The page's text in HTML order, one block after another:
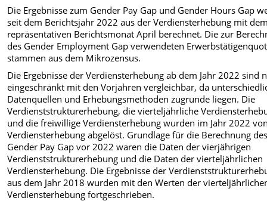
Die Ergebnisse zum Gender Pay Gap und Gender Hours Gap
seit dem Berichtsjahr 2022 aus der Verdiensterhebung mit
repräsentativen Berichtsmonat April berechnet. Die zur
des Gender Employment Gap verwendeten
stammen aus dem Mikrozensus.
Die Ergebnisse der Verdiensterhebung ab dem Jahr 2022 sind
eingeschränkt mit den Vorjahren vergleichbar, da
Datenquellen und Erhebungsmethoden zugrunde liegen. Die
Verdienststrukturerhebung, die vierteljährliche
und die freiwillige Verdiensterhebung wurden im Jahr 2022
Verdiensterhebung abgelöst. Grundlage für die Berechnung
Gender Pay Gap vor 2022 waren die Daten der vierjährigen
Verdienststrukturerhebung und die Daten der vierteljährlichen
Verdiensterhebung. Die Ergebnisse der
aus dem Jahr 2018 wurden mit den Werten der
Verdiensterhebung fortgeschrieben.